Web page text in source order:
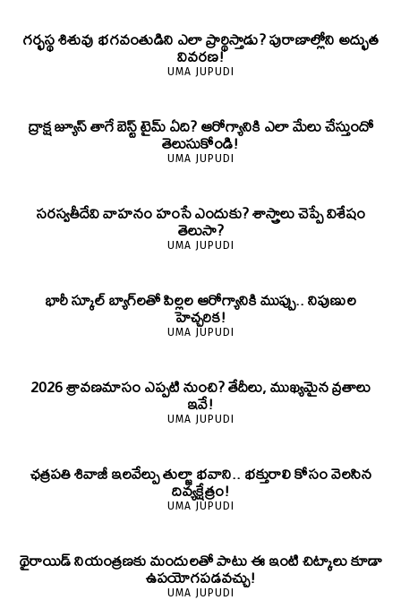
గర్భస్థ శిశువు భగవంతుడిని ఎలా ప్రార్థిస్తాడు? పురాణాల్లోని అద్భుత
వివరణ!
UMA JUPUDI
ద్రాక్ష జ్యూస్ తాగే బెస్ట్ టైమ్ ఏది? ఆరోగ్యానికి ఎలా మేలు చేస్తుందో
తెలుసుకోండి!
UMA JUPUDI
సరస్వతీదేవి వాహనం హంసే ఎందుకు? శాస్త్రాలు చెప్పే విశేషం
తెలుసా?
UMA JUPUDI
భారీ స్కూల్ బ్యాగ్‌లతో పిల్లల ఆరోగ్యానికి ముప్పు.. నిపుణుల
హెచ్చరిక!
UMA JUPUDI
2026 శ్రావణమాసం ఎప్పటి నుంచి? తేదీలు, ముఖ్యమైన వ్రతాలు
ఇవే!
UMA JUPUDI
ఛత్రపతి శివాజీ ఇలవేల్పు తుల్జా భవాని.. భక్తురాలి కోసం వెలసిన
దివ్యక్షేత్రం!
UMA JUPUDI
థైరాయిడ్ నియంత్రణకు మందులతో పాటు ఈ ఇంటి చిట్కాలు కూడా
ఉపయోగపడవచ్చు!
UMA JUPUDI